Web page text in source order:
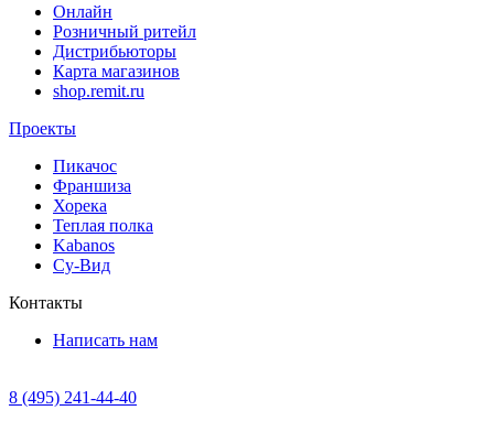
Онлайн
Розничный ритейл
Дистрибьюторы
Карта магазинов
shop.remit.ru
Проекты
Пикачос
Франшиза
Хорека
Теплая полка
Kabanos
Су-Вид
Контакты
Написать нам
8 (495) 241-44-40